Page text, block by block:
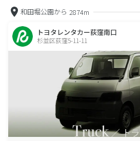
和田堀公園から 2874m
トヨタレンタカー荻窪南口
杉並区荻窪5-11-11